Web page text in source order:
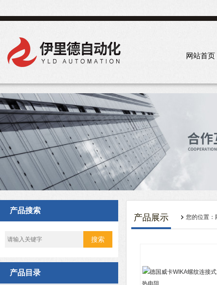
网站首页
产品搜索
产品目录
产品展示 您的位置：